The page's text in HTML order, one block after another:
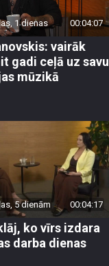
1 dienas 00:04:07
vairāk
gadi ceļā uz savu
mūzikā
5 dienām 00:04:17
ko vīrs izdara
darba dienas